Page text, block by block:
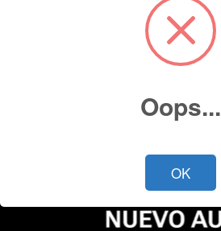
Oops...
OK